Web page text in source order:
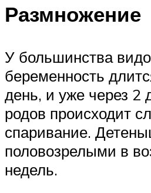
Размножение
У большинства
беременность
день, и уже через 2
родов происходит
спаривание.
половозрелыми в
недель.